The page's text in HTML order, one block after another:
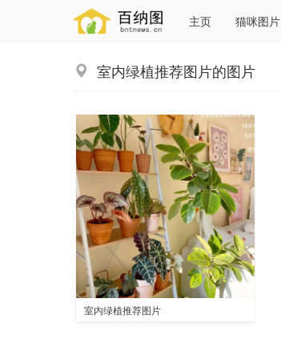
主页 猫咪图片
室内绿植推荐图片的图片
室内绿植推荐图片